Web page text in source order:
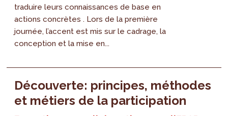
traduire leurs connaissances de base en
actions concrètes . Lors de la première
journée, l’accent est mis sur le cadrage, la
conception et la mise en...
Découverte: principes, méthodes
et métiers de la participation